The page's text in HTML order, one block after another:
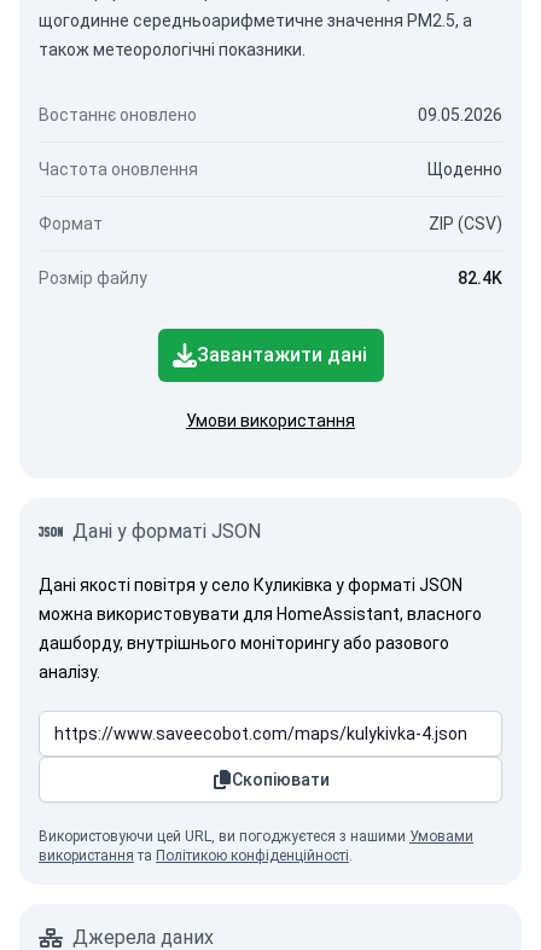
щогодинне середньоарифметичне значення PM2.5, а
також метеорологічні показники.
Востаннє оновлено 09.05.2026
Частота оновлення Щоденно
Формат ZIP (CSV)
Розмір файлу 82.4K
Завантажити дані
Умови використання
Дані у форматі JSON
Дані якості повітря у село Куликівка у форматі JSON
можна використовувати для HomeAssistant, власного
дашборду, внутрішнього моніторингу або разового
аналізу.
Скопіювати
Використовуючи цей URL, ви погоджуєтеся з нашими Умовами
використання та Політикою конфіденційності.
Джерела даних